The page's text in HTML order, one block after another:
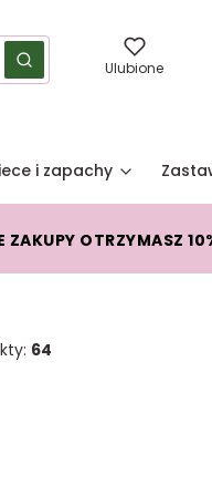
Szukaj Ulubione
i zapachy
ZAKUPY OTRZYMASZ
64